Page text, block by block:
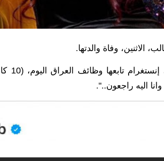
الاثنين، وفاة والدتها.
اليه راجعون..".